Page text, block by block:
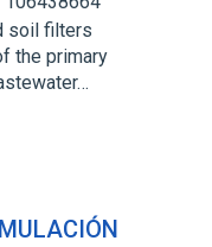
soil filters
the primary